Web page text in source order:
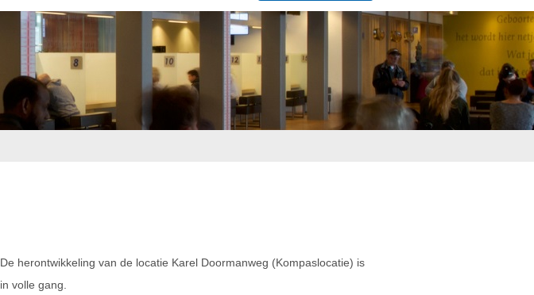
De herontwikkeling van de locatie Karel Doormanweg (Kompaslocatie) is
in volle gang.